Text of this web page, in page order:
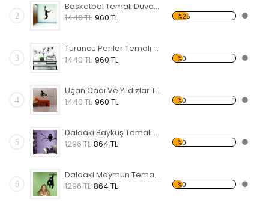
2
Basketbol Temalı Duvar Sticker
1440 TL 960 TL %25
3
Turuncu Periler Temalı Duvar Sticker
1440 TL 960 TL %0
4
Uçan Cadı Ve Yıldızlar Temalı Duvar Sticker
1440 TL 960 TL %0
5
Daldaki Baykuş Temalı Duvar Sticker
1296 TL 864 TL %0
6
Daldaki Maymun Temalı Duvar Sticker
1296 TL 864 TL %0